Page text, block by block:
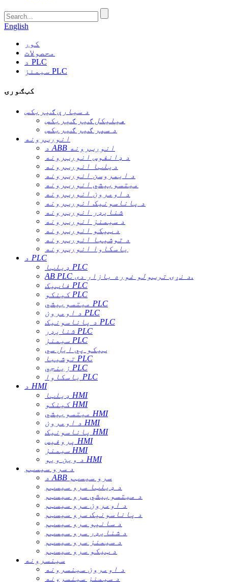
English
کور
محصولات
د PLC
سیمنز PLC
کټګورۍ
د سیارې ګیربکس
هیلیکل ګیر ګیربکس
د سپر ګیر ګیربکس
انورټرونه
د ABB انورټرونه
د ډانفوس انورټرونه
دیلټا انورټرونه
د ایمروسن انورټرونه
میتسوبیشي انورټرونه
د اومرون انورټرونه
د پاناسونیک انورټرونه
شنایډر انورټرونه
د سیمنز انورټرونه
د ټیکو انورټرونه
د توشیبا انورټرونه
یاسکاوا انورټرونه
د PLC
ډیلټا PLC
AB PLC د نړۍ ترټولو غوره بازار دی.
فاټیک PLC
کینکو PLC
میتسوبیشي PLC
د اومرون PLC
د پاناسونیک PLC
شنایډر PLC
سیمنز PLC
ټیکو پي ایل سي
توشیبا PLC
زینجي PLC
یاسکاوا PLC
د HMI
ډیلټا HMI
کینکو HMI
میتسوبیشي HMI
د اومرون HMI
پاناسونیک HMI
پروفیس HMI
سیمنز HMI
د وین ویو HMI
د سرو سیسټم
د ABB سرو سیسټم
د ډیلټا سرو سیسټم
د میتسوبیشي سرو سیسټم
د اومرون سرو سیسټم
د پاناسونیک سرو سیسټم
د سانیو سرو سیسټم
د شنایډر سرو سیسټم
د سیمنز سرو سیسټم
د ټیکو سرو سیسټم
سینسرونه
د اومرون سینسرونه
د سیمنز سینسرونه